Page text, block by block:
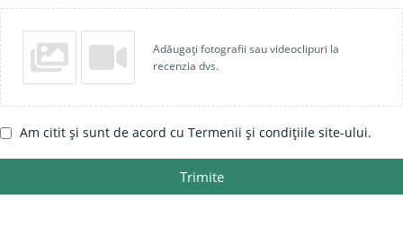
Adăugați fotografii sau videoclipuri la
recenzia dvs.
Am citit și sunt de acord cu Termenii și condițiile site-ului.
Trimite